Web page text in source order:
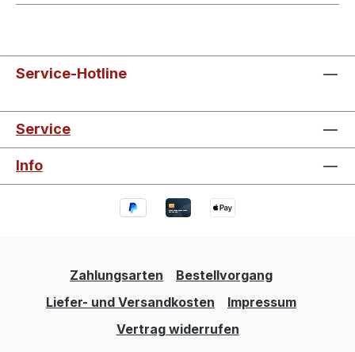
Service-Hotline
Service
Info
Zahlungsarten
Bestellvorgang
Liefer- und Versandkosten
Impressum
Vertrag widerrufen